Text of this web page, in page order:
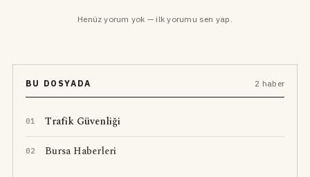
Henüz yorum yok — ilk yorumu sen yap.
BU DOSYADA 2 haber
01 Trafik Güvenliği
02 Bursa Haberleri